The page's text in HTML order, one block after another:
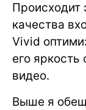
Происходит
качества
Vivid
его яркость
видео.
Выше я